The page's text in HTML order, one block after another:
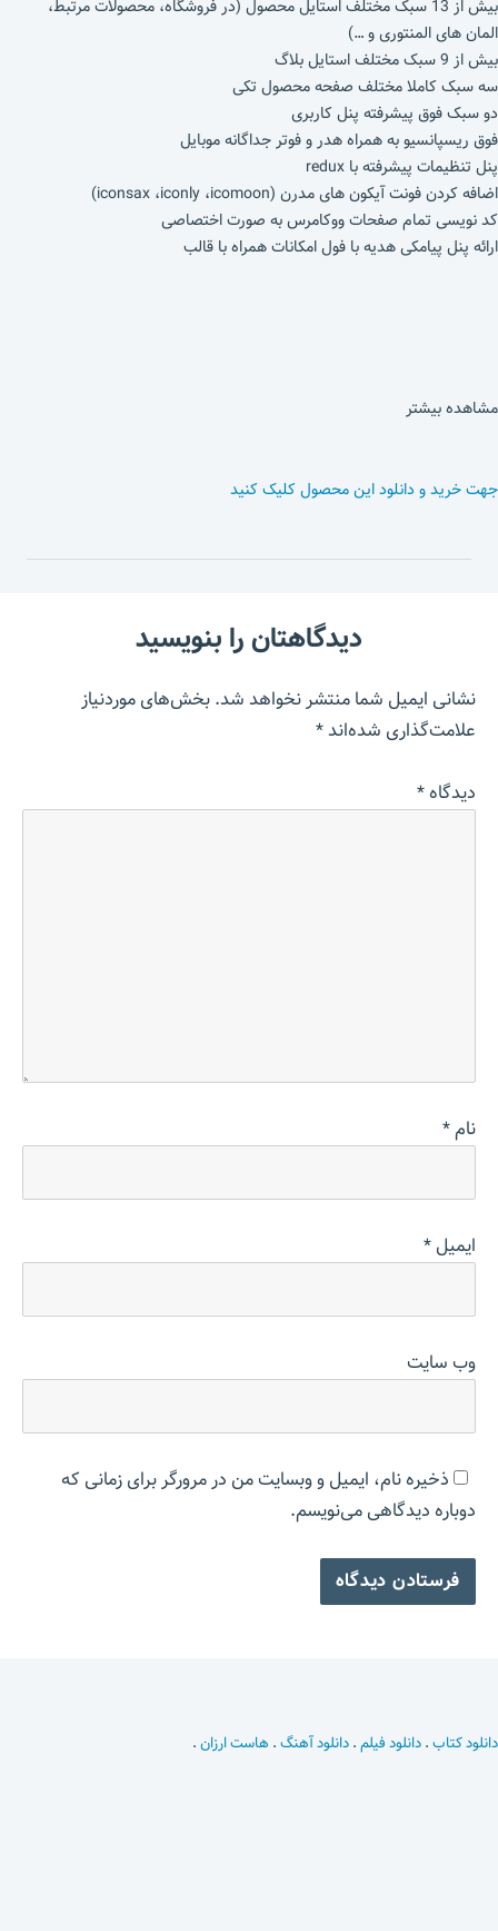
بیش از 13 سبک مختلف استایل محصول (در فروشگاه، محصولات مرتبط،
المان های المنتوری و …)
بیش از 9 سبک مختلف استایل بلاگ
سه سبک کاملا مختلف صفحه محصول تکی
دو سبک فوق پیشرفته پنل کاربری
فوق ریسپانسیو به همراه هدر و فوتر جداگانه موبایل
پنل تنظیمات پیشرفته با redux
اضافه کردن فونت آیکون های مدرن (iconsax ،iconly ،icomoon‌)
کد نویسی تمام صفحات ووکامرس به صورت اختصاصی
ارائه پنل پیامکی هدیه با فول امکانات همراه با قالب
مشاهده بیشتر
جهت خرید و دانلود این محصول کلیک کنید
دیدگاهتان را بنویسید
نشانی ایمیل شما منتشر نخواهد شد.بخش‌های موردنیاز
علامت‌گذاری شده‌اند*
دیدگاه*
نام*
ایمیل*
وب‌ سایت
ذخیره نام، ایمیل و وبسایت من در مرورگر برای زمانی که
دوباره دیدگاهی می‌نویسم.
دانلود کتاب.دانلود فیلم.دانلود آهنگ. هاست ارزان.